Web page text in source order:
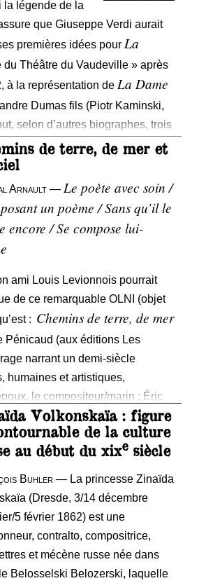
légende de la
» assure que Giuseppe Verdi aurait
premières idées pour La
avoir assisté, en 1852, à la représentation de La Dame
Dumas fils (Piotr Kaminski,
selon d’autres biographes, trois
de terre, de mer et
Arnault — Le poète avec soin /
un poème / Sans qu’il le
encore / Se compose lui-
ami Louis Levionnois pourrait
de ce remarquable OLNI (objet
: Chemins de terre, de mer
Pénicaud (aux éditions Les
narrant un demi-siècle
humaines et artistiques,
le compositeur/marin : Éric
défilent sur 400 pages tour à
et méditatives, les très
de ces deux êtres habités
Monod naguère, celle
».
Volkonskaïa : figure
de la culture
au début du xixesiècle
Buhler — La princesse Zinaïda
(Dresde, 3/14 décembre
5 février 1862) est une
contralto, compositrice,
et mécène russe née dans
Belosselski Belozerski, laquelle